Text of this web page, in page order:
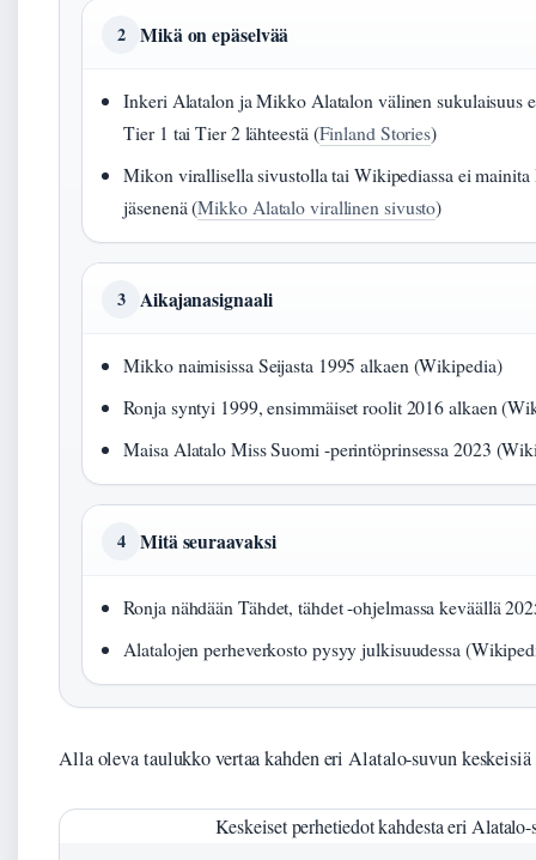
2 Mikä on epäselvää
Inkeri Alatalon ja Mikko Alatalon välinen sukulaisuus
Tier 1 tai Tier 2 lähteestä (Finland Stories)
Mikon virallisella sivustolla tai Wikipediassa ei mainita
jäsenenä (Mikko Alatalo virallinen sivusto)
3 Aikajanasignaali
Mikko naimisissa Seijasta 1995 alkaen (Wikipedia)
Ronja syntyi 1999, ensimmäiset roolit 2016 alkaen
Maisa Alatalo Miss Suomi -perintöprinsessa 2023
4 Mitä seuraavaksi
Ronja nähdään Tähdet, tähdet -ohjelmassa keväällä
Alatalojen perheverkosto pysyy julkisuudessa
Alla oleva taulukko vertaa kahden eri Alatalo-suvun
Keskeiset perhetiedot kahdesta eri Alatalo-